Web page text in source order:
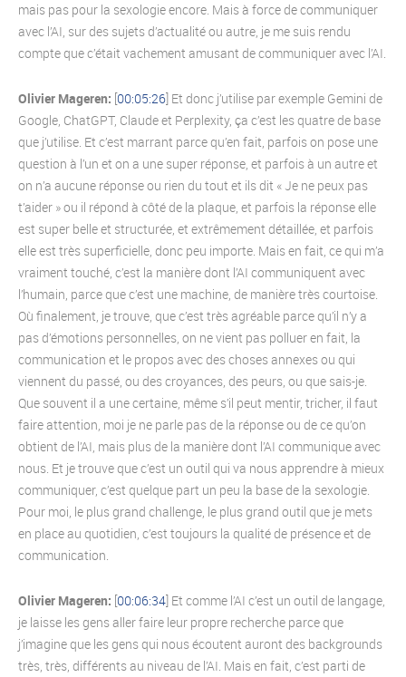
mais pas pour la sexologie encore. Mais à force de communiquer
avec l’AI, sur des sujets d’actualité ou autre, je me suis rendu
compte que c’était vachement amusant de communiquer avec l’AI.
Olivier Mageren: [00:05:26] Et donc j’utilise par exemple Gemini de
Google, ChatGPT, Claude et Perplexity, ça c’est les quatre de base
que j’utilise. Et c’est marrant parce qu’en fait, parfois on pose une
question à l’un et on a une super réponse, et parfois à un autre et
on n’a aucune réponse ou rien du tout et ils dit « Je ne peux pas
t’aider » ou il répond à côté de la plaque, et parfois la réponse elle
est super belle et structurée, et extrêmement détaillée, et parfois
elle est très superficielle, donc peu importe. Mais en fait, ce qui m’a
vraiment touché, c’est la manière dont l’AI communiquent avec
l’humain, parce que c’est une machine, de manière très courtoise.
Où finalement, je trouve, que c’est très agréable parce qu’il n’y a
pas d’émotions personnelles, on ne vient pas polluer en fait, la
communication et le propos avec des choses annexes ou qui
viennent du passé, ou des croyances, des peurs, ou que sais-je.
Que souvent il a une certaine, même s’il peut mentir, tricher, il faut
faire attention, moi je ne parle pas de la réponse ou de ce qu’on
obtient de l’AI, mais plus de la manière dont l’AI communique avec
nous. Et je trouve que c’est un outil qui va nous apprendre à mieux
communiquer, c’est quelque part un peu la base de la sexologie.
Pour moi, le plus grand challenge, le plus grand outil que je mets
en place au quotidien, c’est toujours la qualité de présence et de
communication.
Olivier Mageren: [00:06:34] Et comme l’AI c’est un outil de langage,
je laisse les gens aller faire leur propre recherche parce que
j’imagine que les gens qui nous écoutent auront des backgrounds
très, très, différents au niveau de l’AI. Mais en fait, c’est parti de